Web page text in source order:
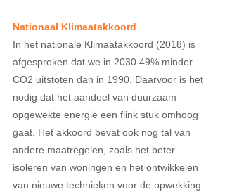
Nationaal Klimaatakkoord
In het nationale Klimaatakkoord (2018) is
afgesproken dat we in 2030 49% minder
CO2 uitstoten dan in 1990. Daarvoor is het
nodig dat het aandeel van duurzaam
opgewekte energie een flink stuk omhoog
gaat. Het akkoord bevat ook nog tal van
andere maatregelen, zoals het beter
isoleren van woningen en het ontwikkelen
van nieuwe technieken voor de opwekking